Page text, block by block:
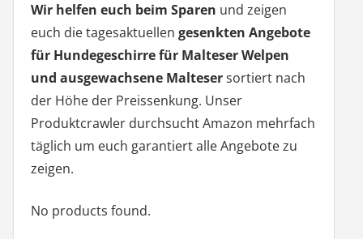
Wir helfen euch beim Sparen und zeigen
euch die tagesaktuellengesenkten Angebote
für Hundegeschirre für Malteser Welpen
und ausgewachsene Maltesersortiert nach
der Höhe der Preissenkung. Unser
Produktcrawler durchsucht Amazon mehrfach
täglich um euch garantiert alle Angebote zu
zeigen.
No products found.